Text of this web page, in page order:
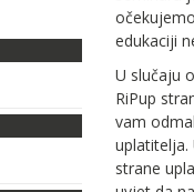
edukaciji
U slučaju
RiPup
vam
uplatitelja.
strane